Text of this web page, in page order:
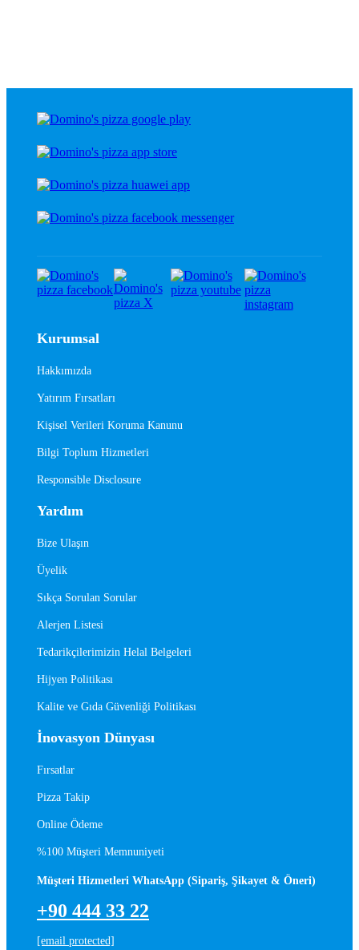
Kurumsal
Hakkımızda
Yatırım Fırsatları
Kişisel Verileri Koruma Kanunu
Bilgi Toplum Hizmetleri
Responsible Disclosure
Yardım
Bize Ulaşın
Üyelik
Sıkça Sorulan Sorular
Alerjen Listesi
Tedarikçilerimizin Helal Belgeleri
Hijyen Politikası
Kalite ve Gıda Güvenliği Politikası
İnovasyon Dünyası
Fırsatlar
Pizza Takip
Online Ödeme
%100 Müşteri Memnuniyeti
Müşteri Hizmetleri WhatsApp (Sipariş, Şikayet & Öneri)
+90 444 33 22
[email protected]